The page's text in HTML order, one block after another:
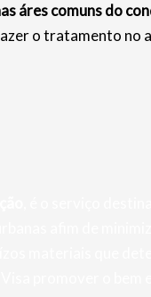
áres comuns do
o tratamento